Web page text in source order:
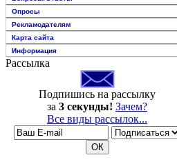
Опросы
Рекламодателям
Карта сайта
Информация
Рассылка
Подпишись на рассылку
за 3 секунды! Зачем?
Все виды рассылок...